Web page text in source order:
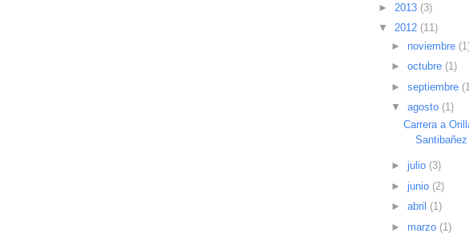
► 2013 (3)
▼ 2012 (11)
► noviembre
► octubre (1)
► septiembre
▼ agosto (1)
Carrera a
► julio (3)
► junio (2)
► abril (1)
► marzo (1)